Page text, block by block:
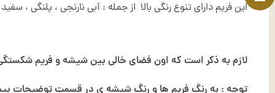
این فریم دارای تنوع رنگی بالا از جمله : آبی نارنجی ، پلنگی
لازم به ذکر است که اون فضای خالی بین شیشه و فریم
توجه : به رنگ فریم ها و رنگ شیشه ی در قسمت توضیحات